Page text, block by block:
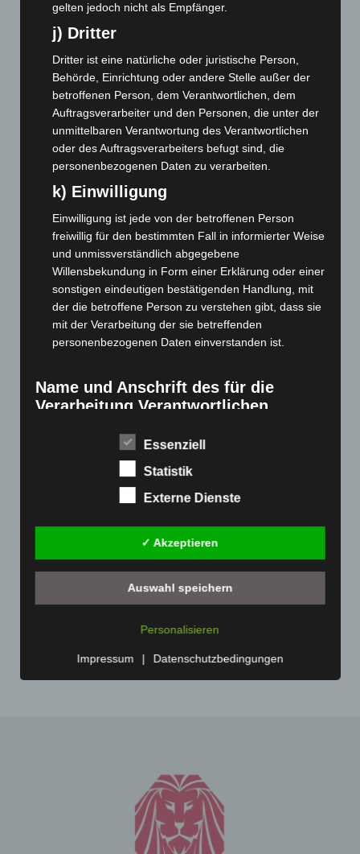
September 2022(205)
August 2022(166)
Juli 2022(133)
Juni 2022(167)
Mai 2022(177)
April 2022(198)
(221)
Februar 2022
(189)
Dezember 2021 (204)
November 2021(215)
Oktober 2021(171)
September 2021(180)
August 2021(154)
Juli 2021(213)
Mai 2021(200)
Oktober 2020(158)
(138)
gelten jedoch nicht als Empfänger.
j) Dritter
Dritter ist eine natürliche oder juristische Person,
Behörde, Einrichtung oder andere Stelle außer der
betroffenen Person, dem Verantwortlichen, dem
Auftragsverarbeiter und den Personen, die unter der
unmittelbaren Verantwortung des Verantwortlichen
oder des Auftragsverarbeiters befugt sind, die
personenbezogenen Daten zu verarbeiten.
k) Einwilligung
Einwilligung ist jede von der betroffenen Person
freiwillig für den bestimmten Fall in informierter Weise
und unmissverständlich abgegebene
Willensbekundung in Form einer Erklärung oder einer
sonstigen eindeutigen bestätigenden Handlung, mit
der die betroffene Person zu verstehen gibt, dass sie
mit der Verarbeitung der sie betreffenden
personenbezogenen Daten einverstanden ist.
Name und Anschrift des für die
Verarbeitung Verantwortlichen
Verantwortlicher im Sinne der Datenschutz-
Grundverordnung, sonstiger in den Mitgliedstaaten der
Europäischen Union geltenden Datenschutzgesetze und
anderer Bestimmungen mit datenschutzrechtlichem
Carl-Marcus Müller
30853 Langenhagen - Deutschland
Telefon: 0511-215 6000
Fax: 0511-866 789 33
Zahlreiche Internetseiten und Server verwenden
Cookies. Viele Cookies enthalten eine sogenannte
Cookie-ID. Eine Cookie-ID ist eine eindeutige Kennung
Essenziell
Statistik
Externe Dienste
✓ Akzeptieren
Auswahl speichern
Personalisieren
Impressum | Datenschutzbedingungen